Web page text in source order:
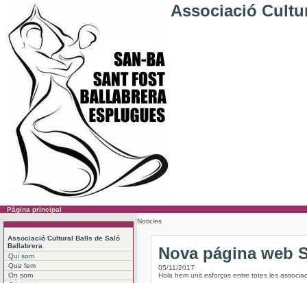
Associació
Pàgina principal
Associació Cultural Balls de Saló
Ballabrera
Qui som
Que fem
On som
Noticies
Nova página web
05/11/2017
Hola hem unit esforços entre totes les